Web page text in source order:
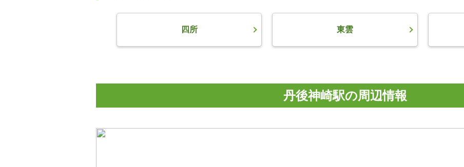
四所 東雲
丹後神崎駅の周辺情報